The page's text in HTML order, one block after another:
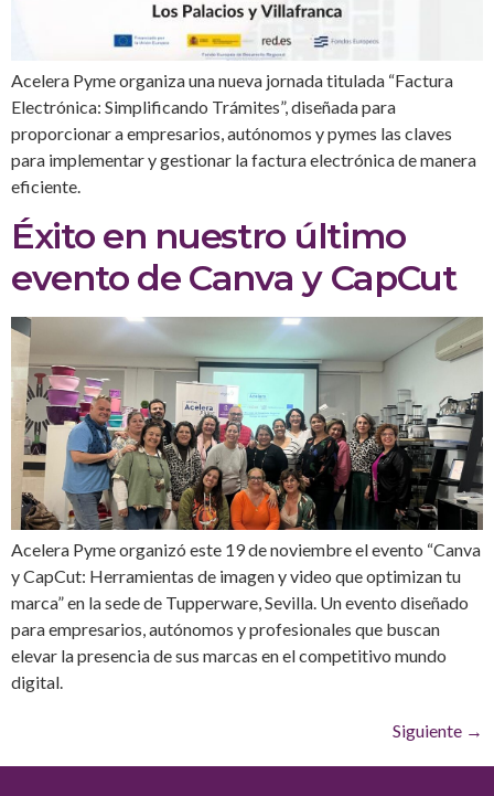
Acelera Pyme organiza una nueva jornada titulada “Factura
Electrónica: Simplificando Trámites”, diseñada para
proporcionar a empresarios, autónomos y pymes las claves
para implementar y gestionar la factura electrónica de manera
eficiente.
Éxito en nuestro último
evento de Canva y CapCut
Acelera Pyme organizó este 19 de noviembre el evento “Canva
y CapCut: Herramientas de imagen y video que optimizan tu
marca” en la sede de Tupperware, Sevilla. Un evento diseñado
para empresarios, autónomos y profesionales que buscan
elevar la presencia de sus marcas en el competitivo mundo
digital.
Siguiente →